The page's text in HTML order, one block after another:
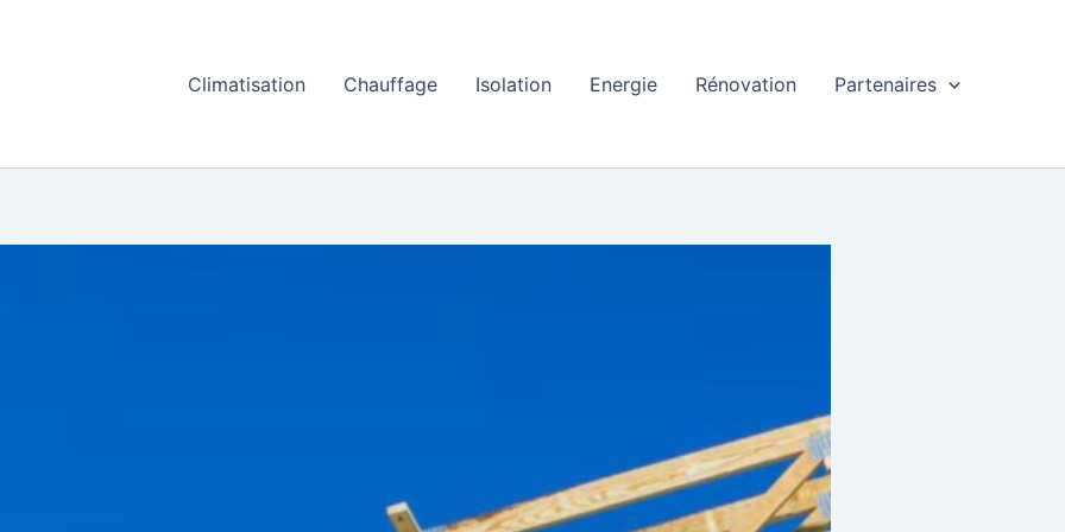
Climatisation Chauffage Isolation Energie Rénovation Partenaires